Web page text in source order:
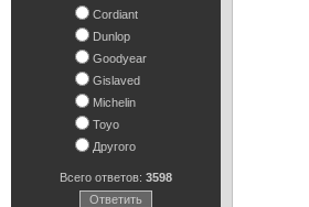
Cordiant
Dunlop
Goodyear
Gislaved
Michelin
Toyo
Другого
Всего ответов: 3598
Ответить